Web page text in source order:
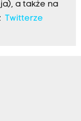
a także na
Twitterze